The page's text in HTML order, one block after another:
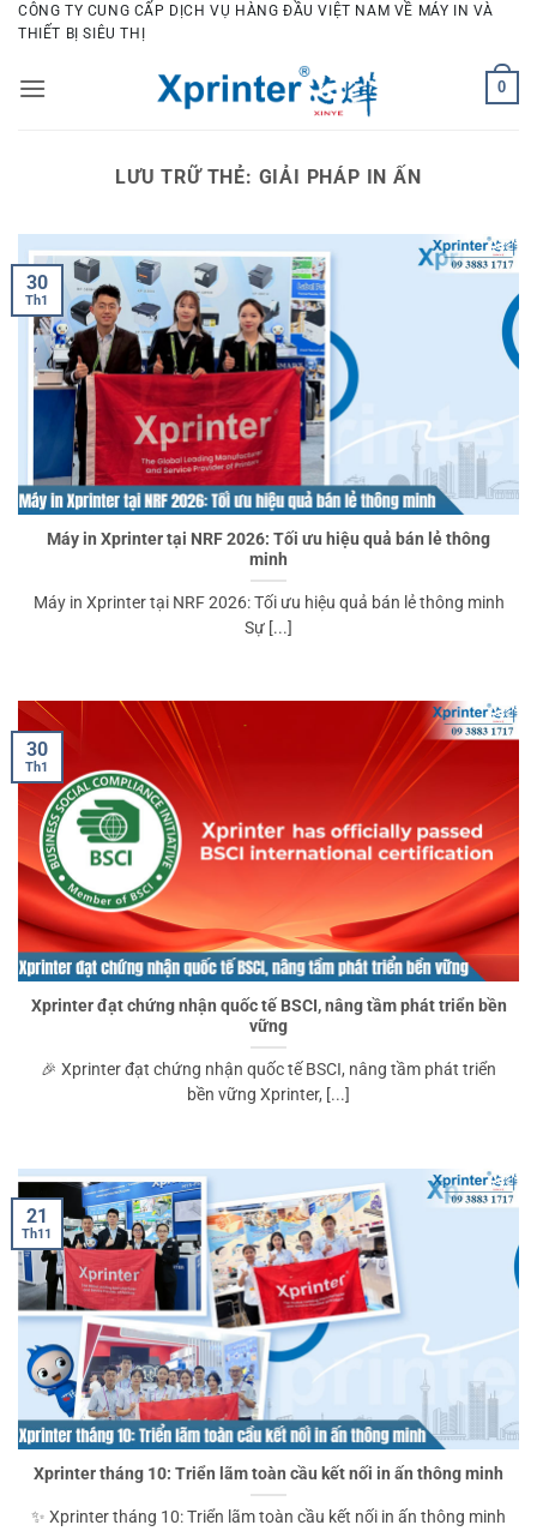
Bỏ
qua
dung
CÔNG TY CUNG CẤP DỊCH VỤ HÀNG ĐẦU VIỆT NAM VỀ MÁY IN VÀ
THIẾT BỊ SIÊU THỊ
0
LƯU TRỮ THẺ: GIẢI PHÁP IN ẤN
Máy in Xprinter tại NRF 2026: Tối ưu hiệu quả bán lẻ thông
minh
Máy in Xprinter tại NRF 2026: Tối ưu hiệu quả bán lẻ thông minh
Sự [...]
30
Th1
Xprinter đạt chứng nhận quốc tế BSCI, nâng tầm phát triển bền
vững
🎉 Xprinter đạt chứng nhận quốc tế BSCI, nâng tầm phát triển
bền vững Xprinter, [...]
30
Th1
Xprinter tháng 10: Triển lãm toàn cầu kết nối in ấn thông minh
✨ Xprinter tháng 10: Triển lãm toàn cầu kết nối in ấn thông minh
21
Th11